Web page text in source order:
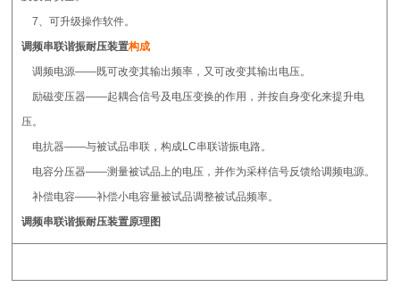
7、可升级操作软件。
调频串联谐振耐压装置构成
调频电源——既可改变其输出频率，又可改变其输出电压。
励磁变压器——起耦合信号及电压变换的作用，并按自身变化来提升电
压。
电抗器——与被试品串联，构成LC串联谐振电路。
电容分压器——测量被试品上的电压，并作为采样信号反馈给调频电源。
补偿电容——补偿小电容量被试品调整被试品频率。
调频串联谐振耐压装置原理图